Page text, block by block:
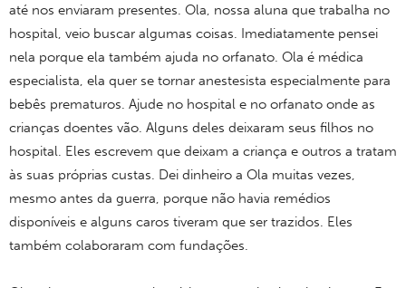
até nos enviaram presentes. Ola, nossa aluna que trabalha no
hospital, veio buscar algumas coisas. Imediatamente pensei
nela porque ela também ajuda no orfanato. Ola é médica
especialista, ela quer se tornar anestesista especialmente para
bebês prematuros. Ajude no hospital e no orfanato onde as
crianças doentes vão. Alguns deles deixaram seus filhos no
hospital. Eles escrevem que deixam a criança e outros a tratam
às suas próprias custas. Dei dinheiro a Ola muitas vezes,
mesmo antes da guerra, porque não havia remédios
disponíveis e alguns caros tiveram que ser trazidos. Eles
também colaboraram com fundações.